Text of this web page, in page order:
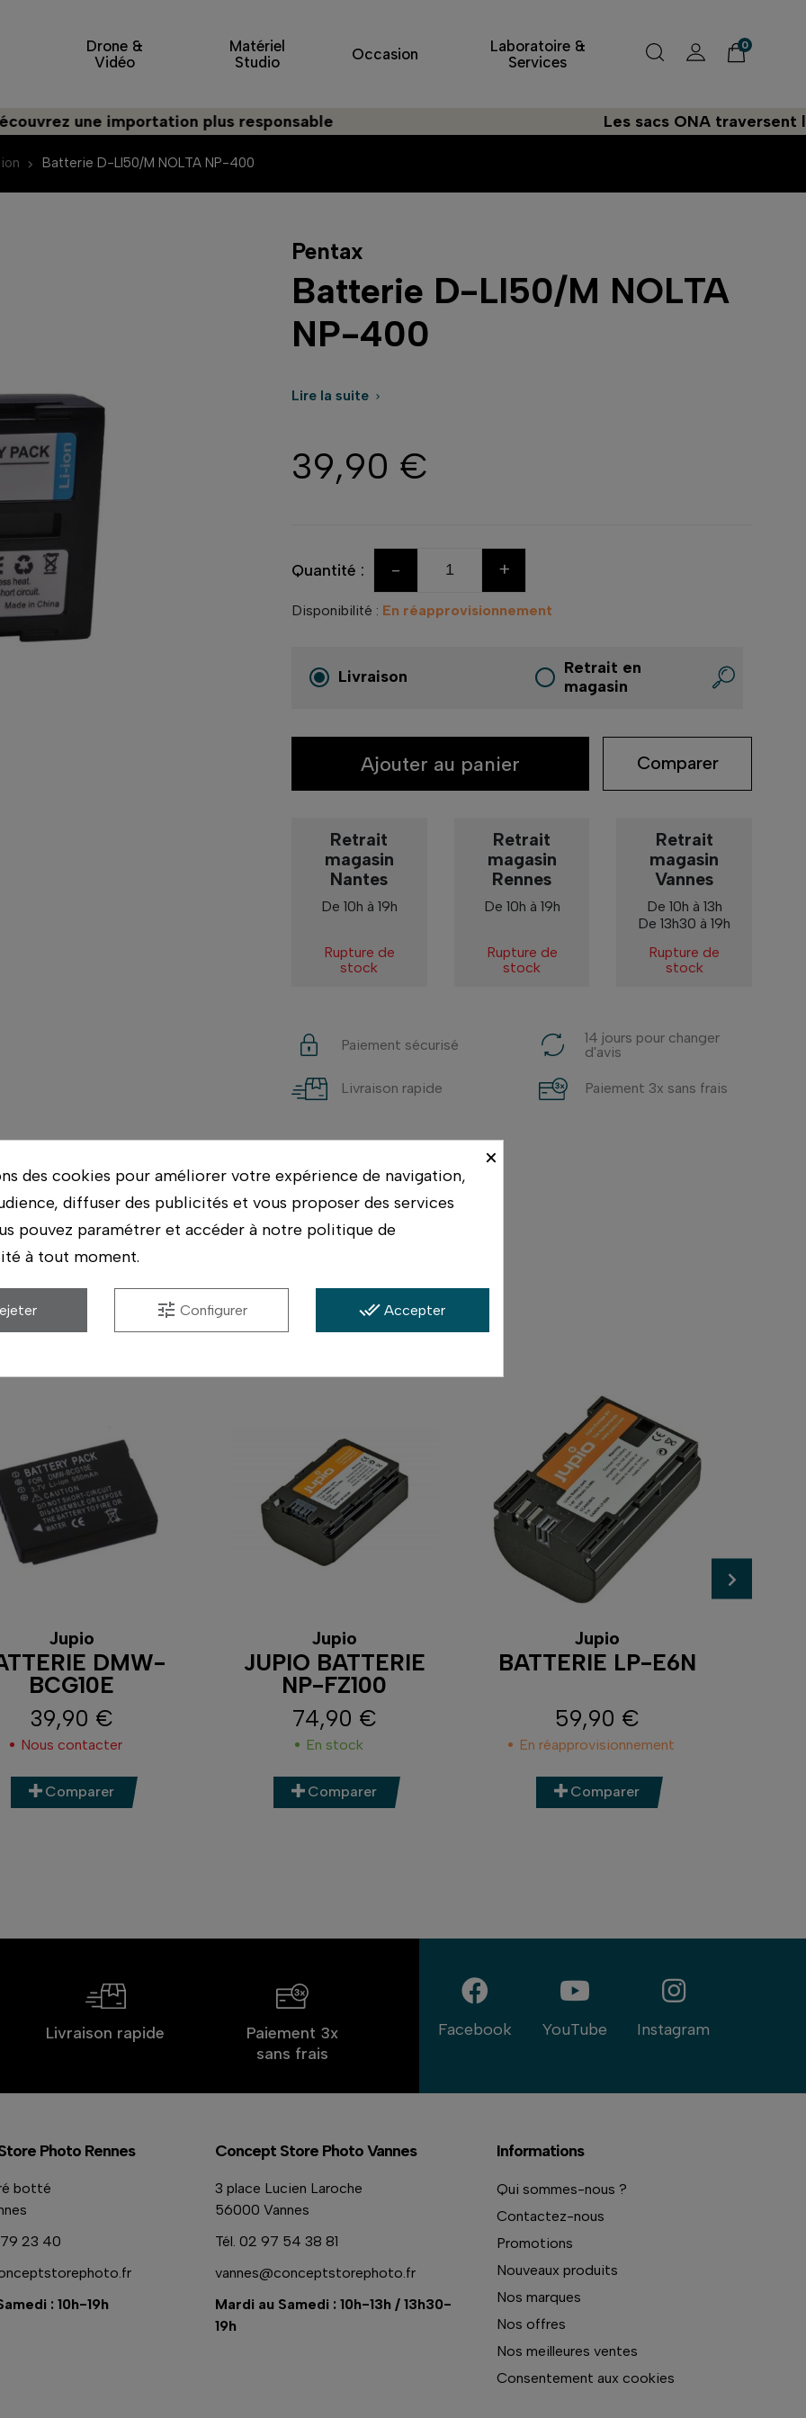
Drone &
Vidéo
Matériel
Studio
Occasion
Laboratoire &
Services
0
une importation plus responsable Les sacs ONA traversent
Batterie D-LI50/M NOLTA NP-400
Pentax
Batterie D-LI50/M NOLTA
NP-400
Lire la suite 
39,90 €
Quantité : - +
Disponibilité : En réapprovisionnement
Livraison
Retrait en
magasin
Ajouter au panier Comparer
Retrait
magasin
Nantes
De 10h à 19h
Rupture de
stock
Retrait
magasin
Rennes
De 10h à 19h
Rupture de
stock
Retrait
magasin
Vannes
De 10h à 13h
De 13h30 à 19h
Rupture de
stock
Paiement sécurisé
14 jours pour changer
d'avis
Livraison rapide Paiement 3x sans frais
Produits similaires
Jupio
DMW-
BCG10E
Prix
39,90 €
Nous contacter
Comparer
Jupio
JUPIO BATTERIE
NP-FZ100
Prix
74,90 €
En stock
Comparer
Jupio
BATTERIE LP-E6N
Prix
59,90 €
En réapprovisionnement
Comparer
Livraison rapide
Paiement 3x
sans frais
Facebook YouTube Instagram
Photo Rennes
botté
23 40
: 10h-19h
Concept Store Photo Vannes
3 place Lucien Laroche
56000 Vannes
Tél. 02 97 54 38 81
vannes@conceptstorephoto.fr
Mardi au Samedi : 10h-13h / 13h30-
19h
Informations
Qui sommes-nous ?
Contactez-nous
Promotions
Nouveaux produits
Nos marques
Nos offres
Nos meilleures ventes
Consentement aux cookies
×
des cookies pour améliorer votre expérience de navigation,
diffuser des publicités et vous proposer des services
pouvez paramétrer et accéder à notre politique de
à tout moment.
tune Configurer done_all Accepter